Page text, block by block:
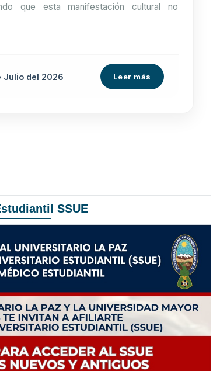
que esta manifestación cultural no
Juliodel 2026 Leer más
SSUE